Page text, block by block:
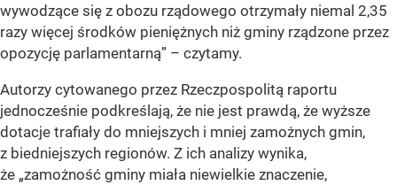
wywodzące się z obozu rządowego otrzymały niemal 2,35
razy więcej środków pieniężnych niż gminy rządzone przez
opozycję parlamentarną” – czytamy.
Autorzy cytowanego przez Rzeczpospolitą raportu
jednocześnie podkreślają, że nie jest prawdą, że wyższe
dotacje trafiały do mniejszych i mniej zamożnych gmin,
z biedniejszych regionów. Z ich analizy wynika,
że „zamożność gminy miała niewielkie znaczenie,